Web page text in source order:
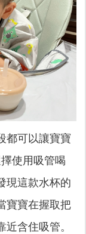
都可以讓寶寶
使用吸管喝
現這款水杯的
寶寶在握取把
含住吸管。